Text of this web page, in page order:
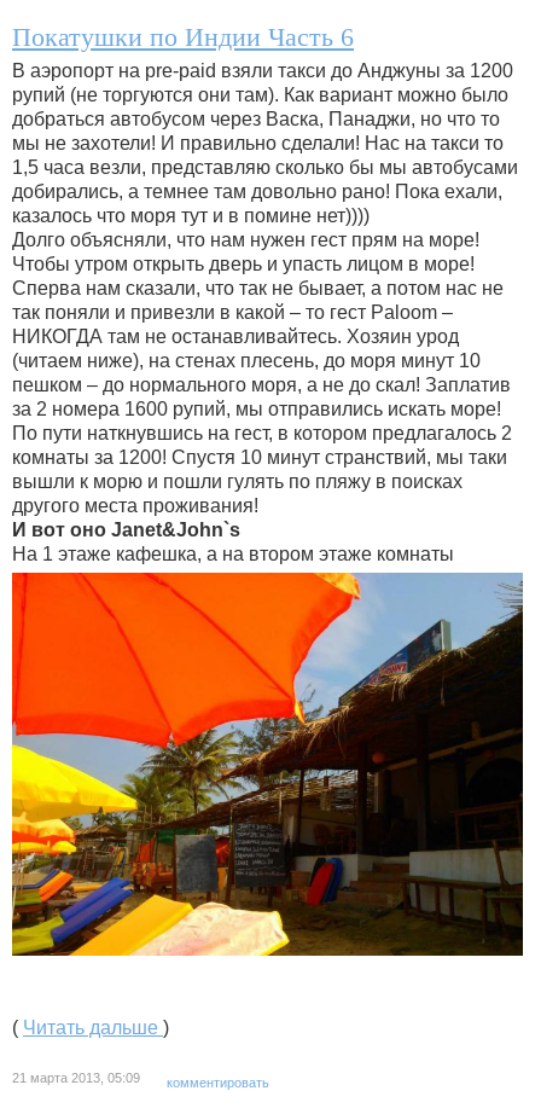
Покатушки по Индии Часть 6
В аэропорт на pre-paid взяли такси до Анджуны за 1200
рупий (не торгуются они там). Как вариант можно было
добраться автобусом через Васка, Панаджи, но что то
мы не захотели! И правильно сделали! Нас на такси то
1,5 часа везли, представляю сколько бы мы автобусами
добирались, а темнее там довольно рано! Пока ехали,
казалось что моря тут и в помине нет))))
Долго объясняли, что нам нужен гест прям на море!
Чтобы утром открыть дверь и упасть лицом в море!
Сперва нам сказали, что так не бывает, а потом нас не
так поняли и привезли в какой – то гест Paloom –
НИКОГДА там не останавливайтесь. Хозяин урод
(читаем ниже), на стенах плесень, до моря минут 10
пешком – до нормального моря, а не до скал! Заплатив
за 2 номера 1600 рупий, мы отправились искать море!
По пути наткнувшись на гест, в котором предлагалось 2
комнаты за 1200! Спустя 10 минут странствий, мы таки
вышли к морю и пошли гулять по пляжу в поисках
другого места проживания!
И вот оно Janet&John`s
На 1 этаже кафешка, а на втором этаже комнаты
( Читать дальше )
21 марта 2013, 05:09 комментировать